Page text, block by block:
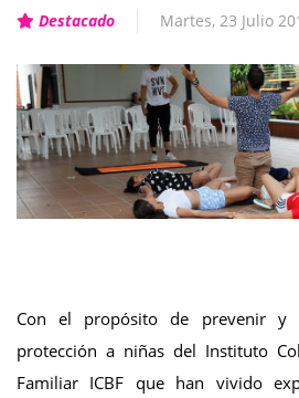
Destacado Martes, 23 Julio
Con el propósito de prevenir y
protección a niñas del Instituto
Familiar ICBF que han vivido